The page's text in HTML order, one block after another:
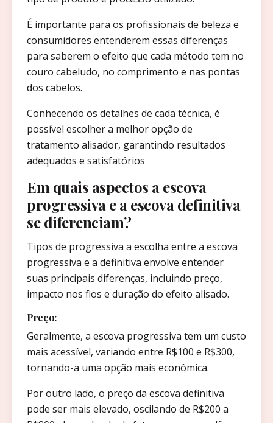
É importante para os profissionais de beleza e
consumidores entenderem essas diferenças
para saberem o efeito que cada método tem no
couro cabeludo, no comprimento e nas pontas
dos cabelos.
Conhecendo os detalhes de cada técnica, é
possível escolher a melhor opção de
tratamento alisador, garantindo resultados
adequados e satisfatórios
Em quais aspectos a escova
progressiva e a escova definitiva
se diferenciam?
Tipos de progressiva a escolha entre a escova
progressiva e a definitiva envolve entender
suas principais diferenças, incluindo preço,
impacto nos fios e duração do efeito alisado.
Preço:
Geralmente, a escova progressiva tem um custo
mais acessível, variando entre R$100 e R$300,
tornando-a uma opção mais econômica.
Por outro lado, o preço da escova definitiva
pode ser mais elevado, oscilando de R$200 a